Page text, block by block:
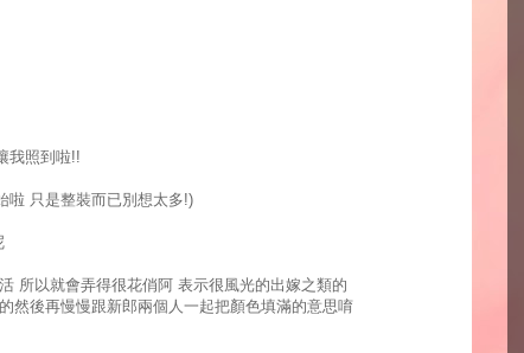
我照到啦!!
啦 只是整裝而已別想太多!)
所以就會弄得很花俏阿 表示很風光的出嫁之類的
然後再慢慢跟新郎兩個人一起把顏色填滿的意思唷